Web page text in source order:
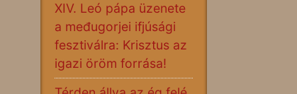
XIV. Leó pápa üzenete
a međugorjei ifjúsági
fesztiválra: Krisztus az
igazi öröm forrása!